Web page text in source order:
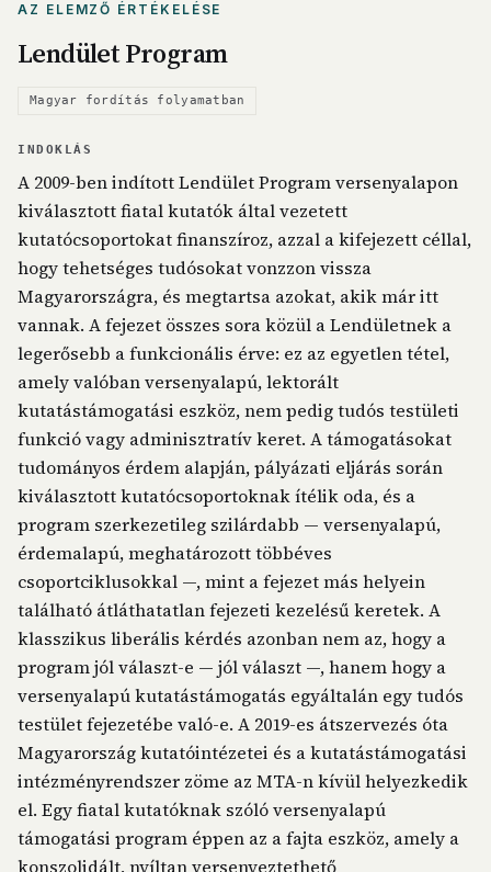
AZ ELEMZŐ ÉRTÉKELÉSE
Lendület Program
Magyar fordítás folyamatban
INDOKLÁS
A 2009-ben indított Lendület Program versenyalapon
kiválasztott fiatal kutatók által vezetett
kutatócsoportokat finanszíroz, azzal a kifejezett céllal,
hogy tehetséges tudósokat vonzzon vissza
Magyarországra, és megtartsa azokat, akik már itt
vannak. A fejezet összes sora közül a Lendületnek a
legerősebb a funkcionális érve: ez az egyetlen tétel,
amely valóban versenyalapú, lektorált
kutatástámogatási eszköz, nem pedig tudós testületi
funkció vagy adminisztratív keret. A támogatásokat
tudományos érdem alapján, pályázati eljárás során
kiválasztott kutatócsoportoknak ítélik oda, és a
program szerkezetileg szilárdabb — versenyalapú,
érdemalapú, meghatározott többéves
csoportciklusokkal —, mint a fejezet más helyein
található átláthatatlan fejezeti kezelésű keretek. A
klasszikus liberális kérdés azonban nem az, hogy a
program jól választ-e — jól választ —, hanem hogy a
versenyalapú kutatástámogatás egyáltalán egy tudós
testület fejezetébe való-e. A 2019-es átszervezés óta
Magyarország kutatóintézetei és a kutatástámogatási
intézményrendszer zöme az MTA-n kívül helyezkedik
el. Egy fiatal kutatóknak szóló versenyalapú
támogatási program éppen az a fajta eszköz, amely a
konszolidált, nyíltan versenyeztethető